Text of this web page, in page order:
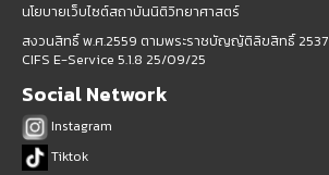
นโยบายเว็บไซต์สถาบันนิติวิทยาศาสตร์
สงวนสิทธิ์ พ.ศ.2559 ตามพระราชบัญญัติลิขสิทธิ์ 2537
CIFS E-Service 5.1.8 25/09/25
Social Network
Instagram
Tiktok